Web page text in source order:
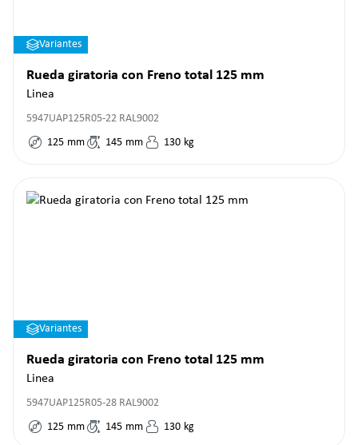
Variantes
Rueda giratoria con Freno total 125 mm
Linea
5947UAP125R05-22 RAL9002
125 mm 145 mm 130 kg
Variantes
Rueda giratoria con Freno total 125 mm
Linea
5947UAP125R05-28 RAL9002
125 mm 145 mm 130 kg